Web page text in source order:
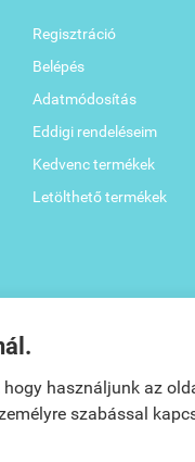
használjunk az
szabással
Regisztráció
Belépés
Adatmódosítás
Eddigi rendeléseim
Kedvenc termékek
Letölthető termékek